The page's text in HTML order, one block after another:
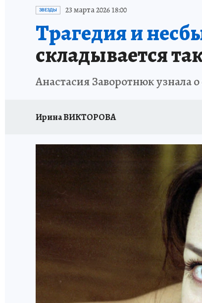
ИСПЫТАНО НА СЕБЕ
ЗВЕЗДЫ 23 марта 2026 18:00
Трагедия и
складывается
Анастасия Заворотнюк узнала
Ирина ВИКТОРОВА